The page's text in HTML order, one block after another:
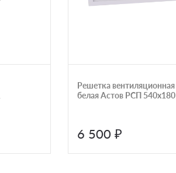
Решетка вентиляционная
белая Астов РСП 540х180
6 500 ₽